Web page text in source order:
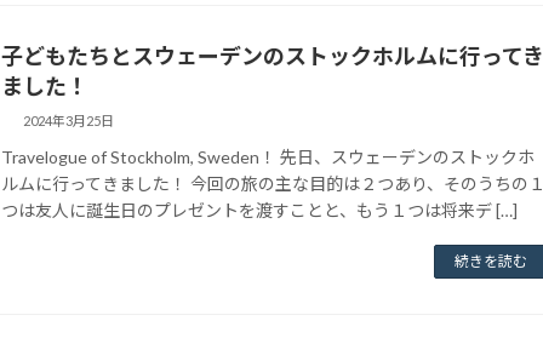
子どもたちとスウェーデンのストックホルムに行ってき
ました！
2024年3月25日
Travelogue of Stockholm, Sweden！ 先日、スウェーデンのストックホ
ルムに行ってきました！ 今回の旅の主な目的は２つあり、そのうちの１
つは友人に誕生日のプレゼントを渡すことと、もう１つは将来デ […]
続きを読む